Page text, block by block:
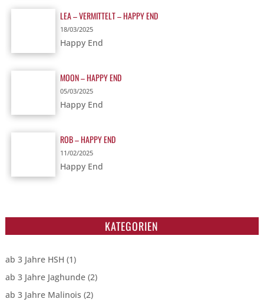
LEA – VERMITTELT – HAPPY END
18/03/2025
Happy End
MOON – HAPPY END
05/03/2025
Happy End
ROB – HAPPY END
11/02/2025
Happy End
KATEGORIEN
ab 3 Jahre HSH (1)
ab 3 Jahre Jaghunde(2)
ab 3 Jahre Malinois (2)